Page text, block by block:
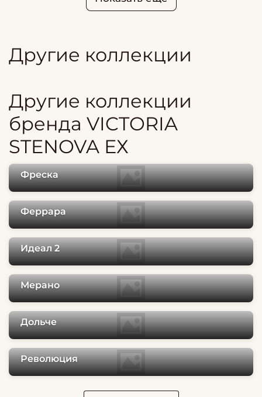
Другие коллекции
Другие коллекции
бренда VICTORIA
STENOVA ЕХ
Фреска
Феррара
Идеал 2
Мерано
Дольче
Революция